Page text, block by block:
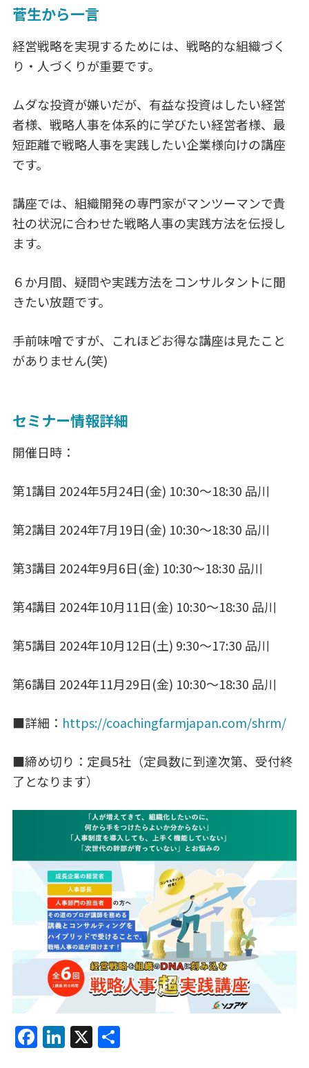
菅生から一言
経営戦略を実現するためには、戦略的な組織づく
り・人づくりが重要です。
ムダな投資が嫌いだが、有益な投資はしたい経営
者様、戦略人事を体系的に学びたい経営者様、最
短距離で戦略人事を実践したい企業様向けの講座
です。
講座では、組織開発の専門家がマンツーマンで貴
社の状況に合わせた戦略人事の実践方法を伝授し
ます。
６か月間、疑問や実践方法をコンサルタントに聞
きたい放題です。
手前味噌ですが、これほどお得な講座は見たこと
がありません(笑)
セミナー情報詳細
開催日時：
第1講目 2024年5月24日(金) 10:30～18:30 品川
第2講目 2024年7月19日(金) 10:30～18:30 品川
第3講目 2024年9月6日(金) 10:30～18:30 品川
第4講目 2024年10月11日(金) 10:30～18:30 品川
第5講目 2024年10月12日(土) 9:30～17:30 品川
第6講目 2024年11月29日(金) 10:30～18:30 品川
■詳細： https://coachingfarmjapan.com/shrm/
■締め切り：定員5社（定員数に到達次第、受付終
了となります）
F Li X 共